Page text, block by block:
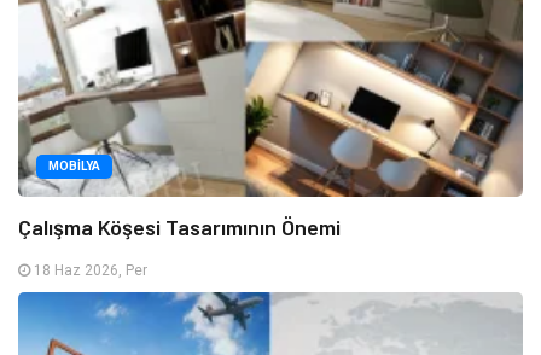
MOBILYA
Çalışma Köşesi Tasarımının Önemi
18 Haz 2026, Per